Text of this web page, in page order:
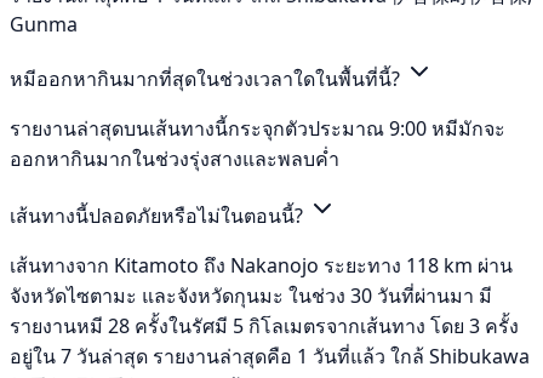
Gunma
หมีออกหากินมากที่สุดในช่วงเวลาใดในพื้นที่นี้?
รายงานล่าสุดบนเส้นทางนี้กระจุกตัวประมาณ 9:00 หมีมักจะ
ออกหากินมากในช่วงรุ่งสางและพลบค่ำ
เส้นทางนี้ปลอดภัยหรือไม่ในตอนนี้?
เส้นทางจาก Kitamoto ถึง Nakanojo ระยะทาง 118 km ผ่าน
จังหวัดไซตามะ และจังหวัดกุนมะ ในช่วง 30 วันที่ผ่านมา มี
รายงานหมี 28 ครั้งในรัศมี 5 กิโลเมตรจากเส้นทาง โดย 3 ครั้ง
อยู่ใน 7 วันล่าสุด รายงานล่าสุดคือ 1 วันที่แล้ว ใกล้ Shibukawa